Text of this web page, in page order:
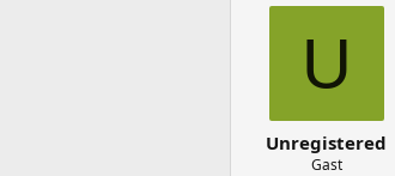
s
t
a
U
Unregistered
Gast